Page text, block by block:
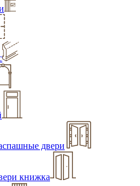
двери
книжка